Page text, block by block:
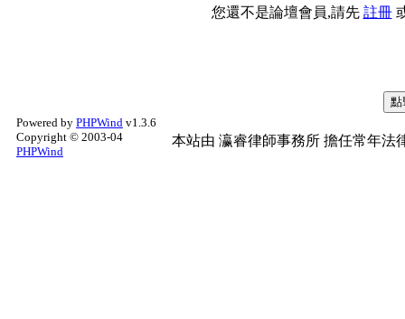
您還不是論壇會員,請先 註冊
Powered by PHPWind v1.3.6
Copyright © 2003-04
PHPWind
本站由 瀛睿律師事務所 擔任常年法